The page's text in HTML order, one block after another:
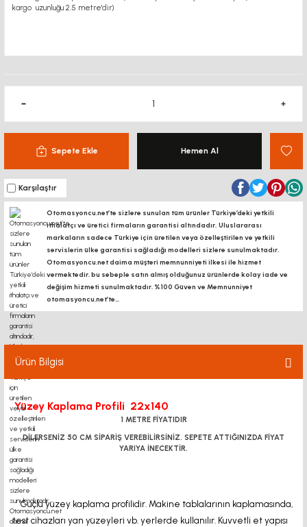
Sepete Ekle Hemen Al
Karşılaştır
Otomasyoncu.net’te sizlere sunulan tüm ürünler Türkiye’deki yetkili
ithalatçı ve üretici firmaların garantisi altındadır, Uluslararası
markaların sadece Türkiye için üretilen veya özelleştirilen ve yetkili
servislerin ülke garantisi sağladığı modelleri sizlere sunulmaktadır.
Otomasyoncu.net daima müşteri memnunniyeti ilkesi ile hizmet
vermektedir. bu sebeple satın almış olduğunuz ürünlerde kolay iade ve
değişim hizmeti sunulmaktadır. %100 Güven ve Memnunniyet
otomasyoncu.net’te...
Ürün Bilgisi
Yüzey Kaplama Profili 22x140
1 METRE FİYATIDIR
DİLERSENİZ 50 CM SİPARİŞ VEREBİLİRSİNİZ. SEPETE ATTIĞINIZDA FİYAT
YARIYA İNECEKTİR.
Güçlü yüzey kaplama profilidir. Makine tablalarının kaplamasında,
test cihazları yan yüzeyleri vb. yerlerde kullanılır. Kuvvetli et yapısı